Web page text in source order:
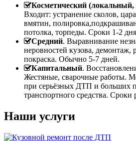
Косметический
Входит: устранение сколов,
вмятин,
потолка, торпеды. Сроки 1-2
Средний. Выравнивание
неровностей кузова, демонтаж,
покраска. Обычно 5-7 дней.
Капитальный.
Жестяные, сварочные работы.
при серьёзных ДТП и больших
транспортного средства. Сроки
Наши услуги